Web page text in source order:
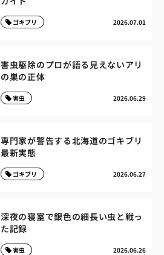
2026.07.01
ゴキブリ
害虫駆除のプロが語る見えないアリ
の巣の正体
2026.06.29
害虫
専門家が警告する北海道のゴキブリ
最新実態
2026.06.27
ゴキブリ
深夜の寝室で銀色の細長い虫と戦っ
た記録
2026.06.26
害虫